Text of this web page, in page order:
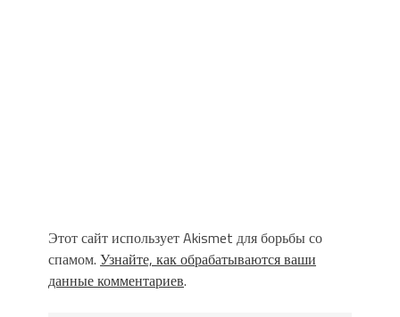
Этот сайт использует Akismet для борьбы со
спамом. Узнайте, как обрабатываются ваши
данные комментариев.